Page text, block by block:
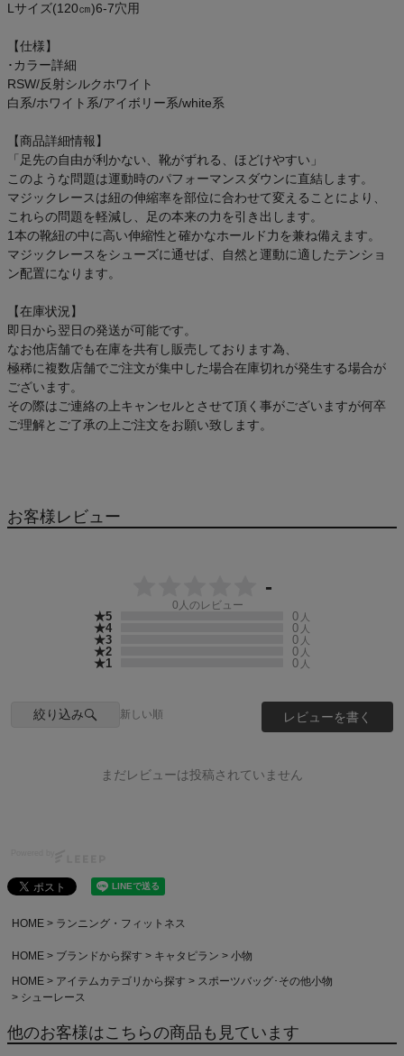
ご利用ガイド
商品レビュー
プロテイン・サプリメントまとめ買い
アウトレットセール
スタッフコーディネート
スタッフブログ
Lサイズ(120㎝)6-7穴用
【仕様】
･カラー詳細
RSW/反射シルクホワイト
白系/ホワイト系/アイボリー系/white系
【商品詳細情報】
「足先の自由が利かない、靴がずれる、ほどけやすい」
このような問題は運動時のパフォーマンスダウンに直結します。
マジックレースは紐の伸縮率を部位に合わせて変えることにより、
これらの問題を軽減し、足の本来の力を引き出します。
1本の靴紐の中に高い伸縮性と確かなホールド力を兼ね備えます。
マジックレースをシューズに通せば、自然と運動に適したテンショ
ン配置になります。
【在庫状況】
即日から翌日の発送が可能です。
なお他店舗でも在庫を共有し販売しております為、
極稀に複数店舗でご注文が集中した場合在庫切れが発生する場合が
ございます。
その際はご連絡の上キャンセルとさせて頂く事がございますが何卒
ご理解とご了承の上ご注文をお願い致します。
お客様レビュー
-
0 人のレビュー
★5 0 人
★4 0 人
★3 0 人
★2 0 人
★1 0 人
絞り込み 新しい順 レビューを書く
まだレビューは投稿されていません
HOME ランニング・フィットネス
HOME ブランドから探す キャタピラン
小物
HOME
アイテムカテゴリから探す
スポーツバッグ･その他小物
シューレース
他のお客様はこちらの商品も見ています